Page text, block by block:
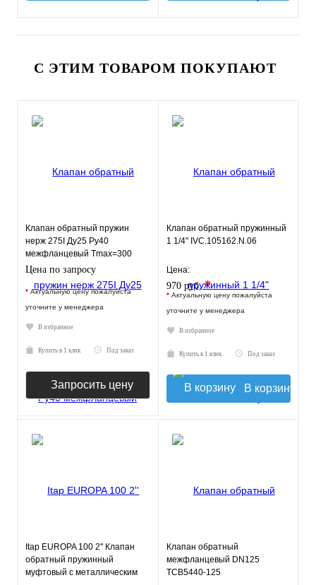
С ЭТИМ ТОВАРОМ ПОКУПАЮТ
Клапан обратный пружин
нерж 275I Ду25 Ру40
межфланцевый Tmax=300
Zetkama 275I025E51
Цена по запросу
* Актуальную цену пожалуйста
уточните у менеджера
В избранное
Купить в 1 клик Под заказ
Запросить цену
Клапан обратный пружинный
1 1/4" IVC.105162.N.06
Цена:
970 руб.*
* Актуальную цену пожалуйста
уточните у менеджера
В избранное
Купить в 1 клик Под заказ
В корзину
Itap EUROPA 100 2'' Клапан
обратный пружинный
муфтовый с металлическим
Клапан обратный
межфланцевый DN125
TCB5440-125